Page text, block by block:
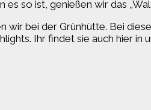
es so ist, genießen wir das
wir bei der Grünhütte. Bei
Ihr findet sie auch hier in